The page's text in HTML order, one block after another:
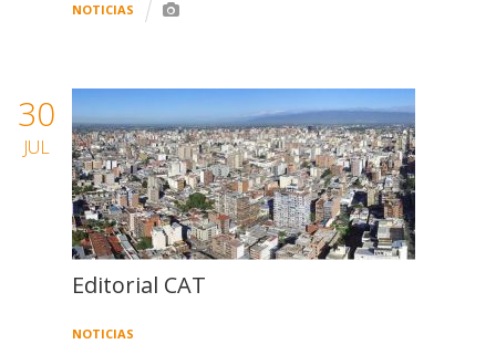
NOTICIAS
30
JUL
Editorial CAT
NOTICIAS